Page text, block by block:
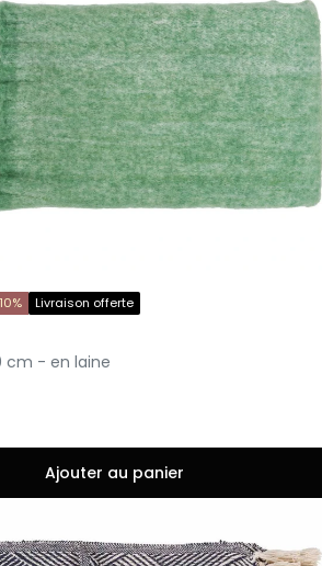
Livraison offerte
cm - en laine
Ajouter au panier